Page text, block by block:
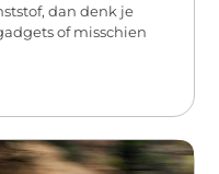
dan denk je
of misschien